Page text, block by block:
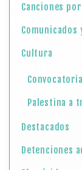
Canciones
Cultura
Palestina a
Destacados
Detenciones